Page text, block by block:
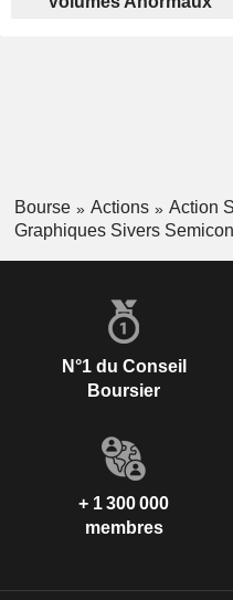
Bourse Actions
Action
Graphiques Sivers
N°1 du Conseil
Boursier
+ 1 300 000
membres